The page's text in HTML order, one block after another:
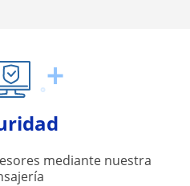
mediante nuestra